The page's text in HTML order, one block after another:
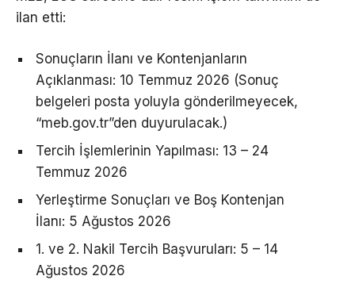
ilan etti:
Sonuçların İlanı ve Kontenjanların
Açıklanması: 10 Temmuz 2026 (Sonuç
belgeleri posta yoluyla gönderilmeyecek,
“meb.gov.tr”den duyurulacak.)
Tercih İşlemlerinin Yapılması: 13 – 24
Temmuz 2026
Yerleştirme Sonuçları ve Boş Kontenjan
İlanı: 5 Ağustos 2026
1. ve 2. Nakil Tercih Başvuruları: 5 – 14
Ağustos 2026